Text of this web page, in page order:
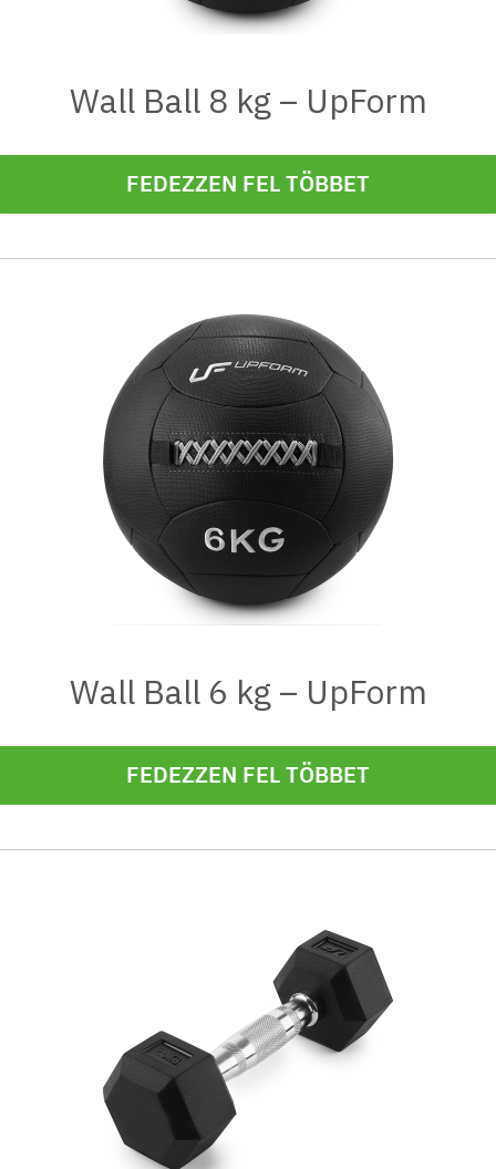
Wall Ball 8 kg – UpForm
FEDEZZEN FEL TÖBBET
Wall Ball 6 kg – UpForm
FEDEZZEN FEL TÖBBET